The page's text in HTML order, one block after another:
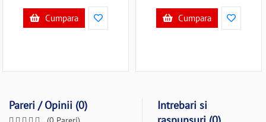
Cumpara Cumpara
Pareri / Opinii (0)
Intrebari si